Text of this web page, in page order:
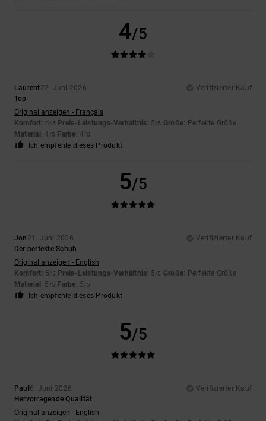
4/5
Laurent22. Juni 2026
Verifizierter Kauf
Top
Original anzeigen - Français
Komfort: 4/5 Preis-Leistungs-Verhältnis: 5/5 Größe: Perfekte Größe
Material: 4 /5 Farbe: 4/5
Ich empfehle dieses Produkt
5/5
Jon 21. Juni 2026
Verifizierter Kauf
Der perfekte Schuh
Original anzeigen - English
Komfort: 5/5 Preis-Leistungs-Verhältnis: 5/5 Größe: Perfekte Größe
Material: 5 /5 Farbe: 5/5
Ich empfehle dieses Produkt
5/5
Paul6. Juni 2026
Verifizierter Kauf
Hervorragende Qualität
Original anzeigen - English